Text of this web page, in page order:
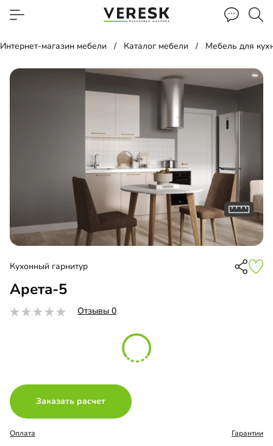
Интернет-магазин мебели Каталог мебели Мебель для
Кухонный гарнитур
Арета-5
Отзывы 0
Заказать расчет
Оплата Гарантии